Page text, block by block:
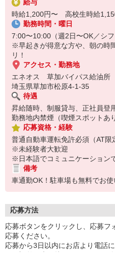
分からないことはその場で質問で
＜こんな方にオススメ＞
★ 学生さん → 夏休み・冬休みな
★ 主婦（夫）さん → 午前だけの
★ フリーターさん → 午前中に働
★ シニア層 → 体を動かしながら
給与
時給1,200円〜 高校生時給
勤務時間・曜日
7:00〜10:00（週2日〜OK／シフ
※早起きが得意な方や、朝の時
リ！
アクセス・勤務地
エネオス 草加バイパス給油所
埼玉県草加市松原4-1-35
待遇
昇給随時、制服貸与、正社員登
勤務地内禁煙（喫煙スポットあ
応募資格・経験
普通自動車運転免許必須（AT限
※未経験者大歓迎
※日本語でコミュニケーション
備考
車通勤OK！駐車場も無料でお使
応募方法
応募ボタンをクリックし、応募フ
応募ください。
応募から3日以内にお店より電話